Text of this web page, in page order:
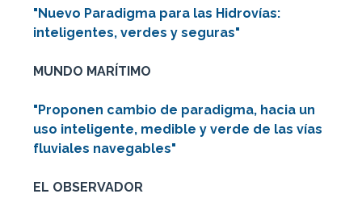
"Nuevo Paradigma para las Hidrovías:
inteligentes, verdes y seguras"
MUNDO MARÍTIMO
"Proponen cambio de paradigma, hacia un
uso inteligente, medible y verde de las vías
fluviales navegables"
EL OBSERVADOR